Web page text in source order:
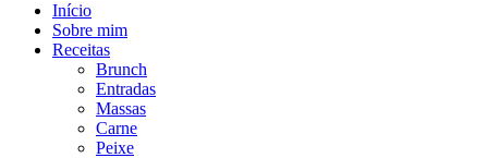
Início
Sobre mim
Receitas
Brunch
Entradas
Massas
Carne
Peixe